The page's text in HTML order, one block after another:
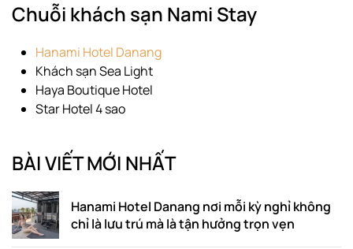
Chuỗi khách sạn Nami Stay
Hanami Hotel Danang
Khách sạn Sea Light
Haya Boutique Hotel
Star Hotel 4 sao
BÀI VIẾT MỚI NHẤT
Hanami Hotel Danang nơi mỗi kỳ nghỉ không
chỉ là lưu trú mà là tận hưởng trọn vẹn